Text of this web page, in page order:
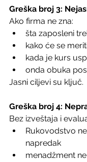
Greška broj 3:
Ako firma ne zna:
šta zaposleni
kako će se
kada je kurs
onda obuka
Jasni ciljevi su ključ.
Greška broj 4:
Bez izveštaja i
Rukovodstvo
napredak
menadžment